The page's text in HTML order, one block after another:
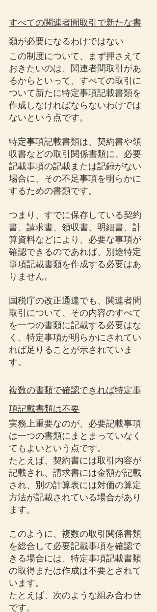
すべての関連者間取引で新たな書
類が必要になるわけではない
この制度について、まず押さえて
おきたいのは、関連者間取引があ
るからといって、すべての取引に
ついて新たに特定事項記載書類を
作成しなければならないわけでは
ないという点です。
特定事項記載書類は、契約書や領
収書などの取引関係書類に、必要
記載事項の記載または記録がない
場合に、その不足事項を明らかに
するための書類です。
つまり、すでに保存している契約
書、請求書、領収書、明細書、計
算資料などにより、必要な事項が
確認できるのであれば、別途特定
事項記載書類を作成する必要はあ
りません。
国税庁の改正通達でも、関連者間
取引について、その内容のすべて
を一つの書類に記載する必要はな
く、特定事項が明らかにされてい
れば足りることが示されていま
す。
複数の書類で確認できれば特定事
項記載書類は不要
実務上重要なのが、必要記載事項
は一つの書類にまとまっていなく
てもよいという点です。
たとえば、契約書には取引内容が
記載され、請求書には金額が記載
され、別の計算表には対価の算定
方法が記載されている場合があり
ます。
このように、複数の取引関係書類
を総合して必要記載事項を確認で
きる場合には、特定事項記載書類
の取得または作成は不要とされて
います。
たとえば、次のような組み合わせ
です。